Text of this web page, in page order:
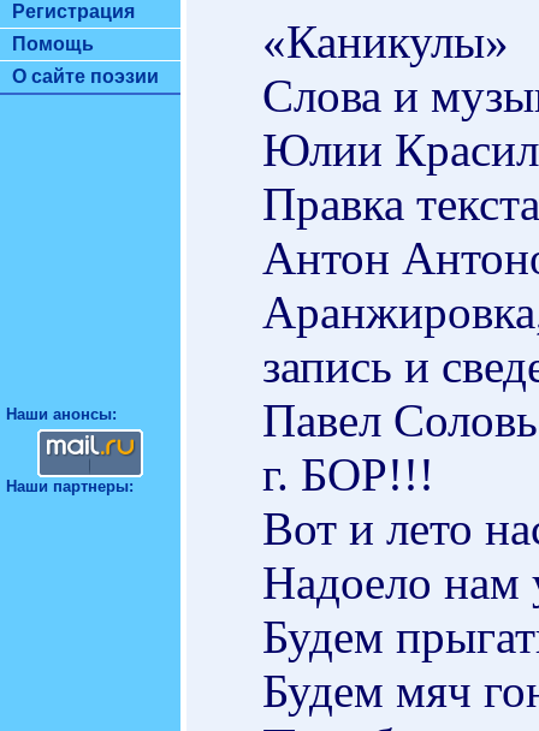
Регистрация
Помощь
О сайте поэзии
Наши анонсы:
Наши партнеры:
«Каникулы»
Слова и
Юлии
Правка
Антон
запись и
Павел
г. БОР!!!
Вот и лето
Надоело нам
Будем
Будем мяч